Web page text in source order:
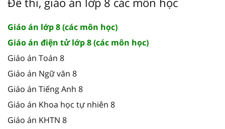
Giáo án lớp 8 (các môn học)
Giáo án điện tử lớp 8 (các môn học)
Giáo án Toán 8
Giáo án Ngữ văn 8
Giáo án Tiếng Anh 8
Giáo án Khoa học tự nhiên 8
Giáo án KHTN 8